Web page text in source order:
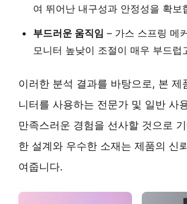
여 뛰어난 내구성과 안정성을 확보
부드러운 움직임 – 가스 스프링 메
모니터 높낮이 조절이 매우 부드럽
이러한 분석 결과를 바탕으로, 본 제
니터를 사용하는 전문가 및 일반 사
만족스러운 경험을 선사할 것으로
한 설계와 우수한 소재는 제품의 신
여줍니다.